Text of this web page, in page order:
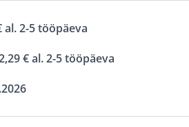
al. 2-5 tööpäeva
€ al. 2-5 tööpäeva